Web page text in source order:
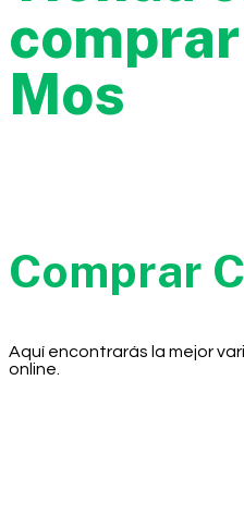
Mos
Comprar
Aquí encontrarás la mejor
online.